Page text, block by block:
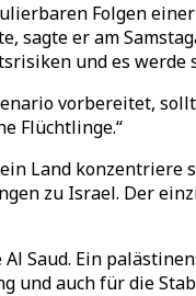
Folgen
sagte er am
und es
vorbereitet,
Flüchtlinge.“
Land
zu Israel. Der
Saud. Ein
und auch für die